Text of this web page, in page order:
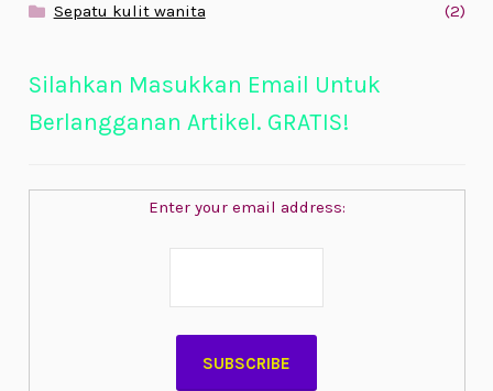
Sepatu kulit wanita (2)
Silahkan Masukkan Email Untuk
Berlangganan Artikel. GRATIS!
Enter your email address: